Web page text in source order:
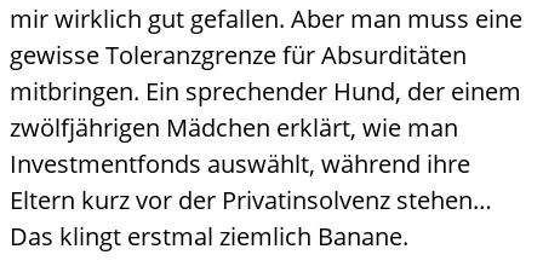
mir wirklich gut gefallen. Aber man muss eine
gewisse Toleranzgrenze für Absurditäten
mitbringen. Ein sprechender Hund, der einem
zwölfjährigen Mädchen erklärt, wie man
Investmentfonds auswählt, während ihre
Eltern kurz vor der Privatinsolvenz stehen…
Das klingt erstmal ziemlich Banane.